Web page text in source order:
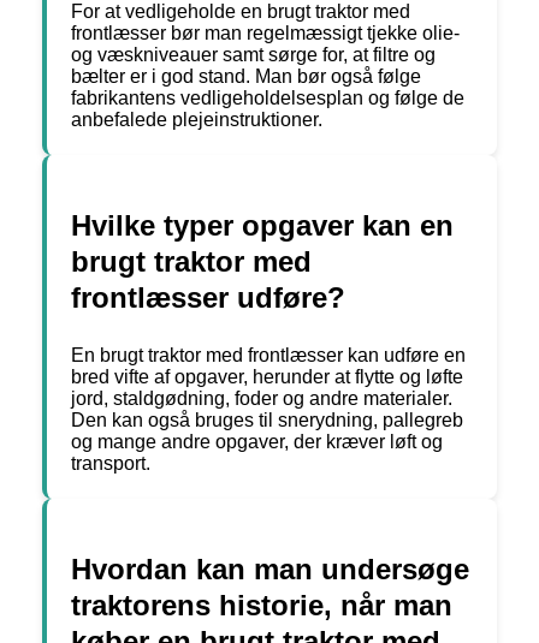
For at vedligeholde en brugt traktor med
frontlæsser bør man regelmæssigt tjekke olie-
og væskniveauer samt sørge for, at filtre og
bælter er i god stand. Man bør også følge
fabrikantens vedligeholdelsesplan og følge de
anbefalede plejeinstruktioner.
Hvilke typer opgaver kan en
brugt traktor med
frontlæsser udføre?
En brugt traktor med frontlæsser kan udføre en
bred vifte af opgaver, herunder at flytte og løfte
jord, staldgødning, foder og andre materialer.
Den kan også bruges til snerydning, pallegreb
og mange andre opgaver, der kræver løft og
transport.
Hvordan kan man undersøge
traktorens historie, når man